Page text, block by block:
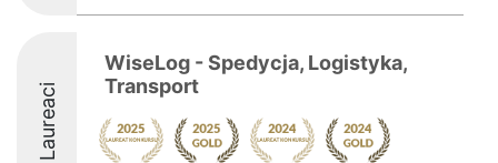
Laureaci
WiseLog - Spedycja, Logistyka,
Transport